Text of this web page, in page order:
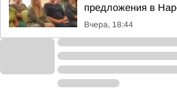
предложения в
Вчера, 18:44